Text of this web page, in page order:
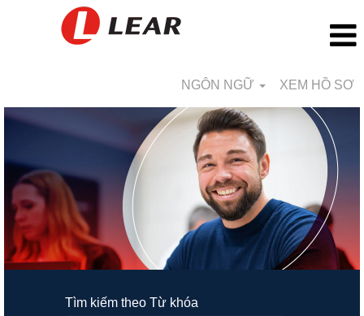
NGÔN NGỮ XEM HỒ SƠ
Tìm kiếm theo Từ khóa